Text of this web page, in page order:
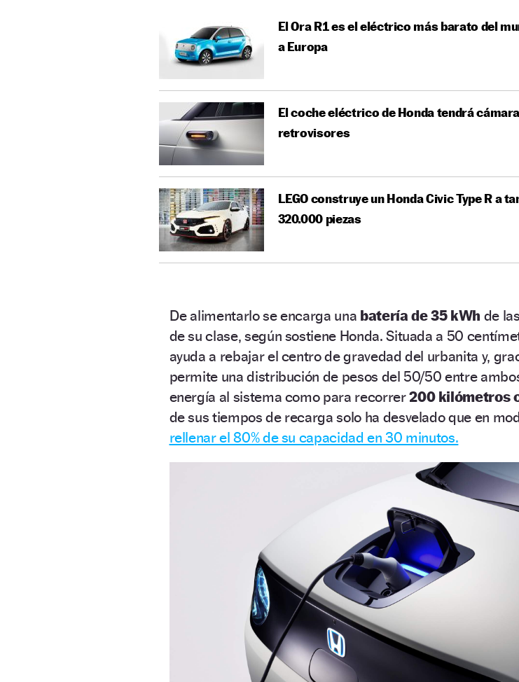
El Ora R1 es el eléctrico más barato del
a Europa
El coche eléctrico de Honda tendrá
retrovisores
LEGO construye un Honda Civic Type R a
320.000 piezas
De alimentarlo se encarga una batería de 35 kWh de
de su clase, según sostiene Honda. Situada a 50
ayuda a rebajar el centro de gravedad del urbanita y,
permite una distribución de pesos del 50/50 entre
energía al sistema como para recorrer200 kilómetros
de sus tiempos de recarga solo ha desvelado que en
rellenar el 80% de su capacidad en 30 minutos.